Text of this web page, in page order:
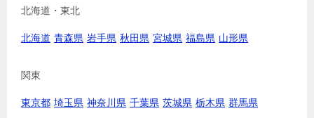
北海道・東北
北海道 青森県 岩手県 秋田県 宮城県 福島県 山形県
関東
東京都 埼玉県 神奈川県 千葉県 茨城県 栃木県 群馬県